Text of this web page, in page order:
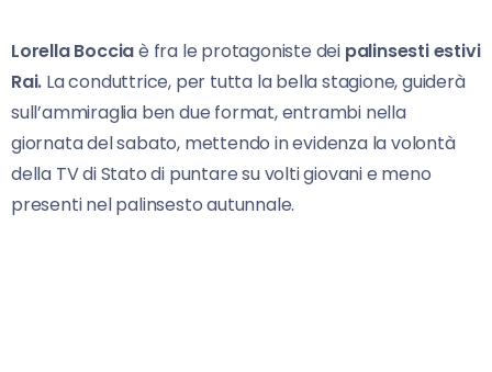
Lorella Bocciaè fra le protagoniste dei palinsesti estivi
Rai. La conduttrice, per tutta la bella stagione, guiderà
sull’ammiraglia ben due format, entrambi nella
giornata del sabato, mettendo in evidenza la volontà
della TV di Stato di puntare su volti giovani e meno
presenti nel palinsesto autunnale.